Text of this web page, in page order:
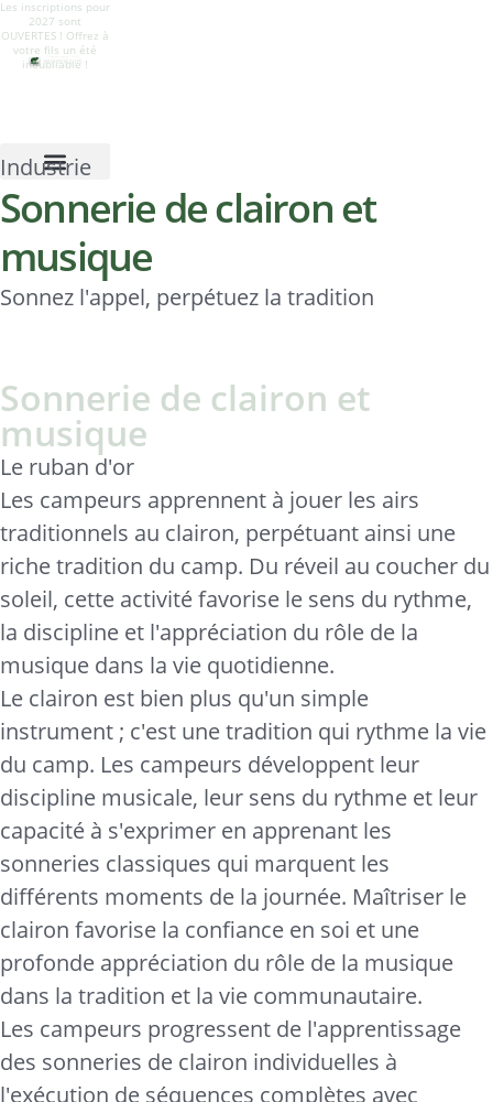
Les inscriptions pour
2027 sont
OUVERTES ! Offrez à
votre fils un été
inoubliable !
Industrie
Sonnerie de clairon et
musique
Sonnez l'appel, perpétuez la tradition
Sonnerie de clairon et
musique
Le ruban d'or
Les campeurs apprennent à jouer les airs
traditionnels au clairon, perpétuant ainsi une
riche tradition du camp. Du réveil au coucher du
soleil, cette activité favorise le sens du rythme,
la discipline et l'appréciation du rôle de la
musique dans la vie quotidienne.
Le clairon est bien plus qu'un simple
instrument ; c'est une tradition qui rythme la vie
du camp. Les campeurs développent leur
discipline musicale, leur sens du rythme et leur
capacité à s'exprimer en apprenant les
sonneries classiques qui marquent les
différents moments de la journée. Maîtriser le
clairon favorise la confiance en soi et une
profonde appréciation du rôle de la musique
dans la tradition et la vie communautaire.
Les campeurs progressent de l'apprentissage
des sonneries de clairon individuelles à
l'exécution de séquences complètes avec